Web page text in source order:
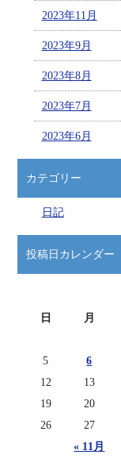
2023年11月
2023年9月
2023年8月
2023年7月
2023年6月
カテゴリー
日記
投稿日カレンダー
日 月
« 11月
5
6
12
13
19
20
26
27